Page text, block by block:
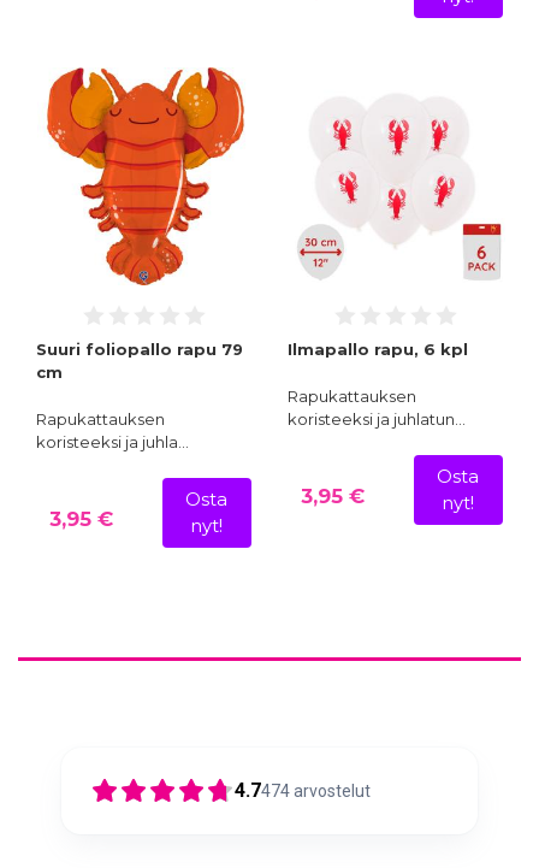
Suuri foliopallo rapu 79
cm
Rapukattauksen
koristeeksi ja juhla…
3,95 €
Osta
nyt!
Ilmapallo rapu, 6 kpl
Rapukattauksen
koristeeksi ja juhlatun…
3,95 €
Osta
nyt!
4.7474arvostelut